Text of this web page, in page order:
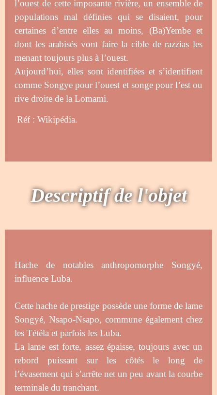
l’ouest de cette imposante rivière, un ensemble de
populations mal définies qui se disaient, pour
certaines d’entre elles au moins, (Ba)Yembe et
dont les arabisés vont faire la cible de razzias les
menant toujours plus à l’ouest.
Aujourd’hui, elles sont identifiées et s’identifient
comme Songye pour l’ouest et songe pour l’est ou
rive droite de la Lomami.
Réf : Wikipédia.
Descriptif de l'objet
Hache de notables anthropomorphe Songyé,
influence Luba.
Cette hache de prestige possède une forme de lame
Songyé, Nsapo-Nsapo, commune également chez
les Tétéla et parfois les Luba.
La lame est forte, assez épaisse, toujours avec un
rebord puissant sur les côtés le long de
l’évasement qui s’arrête net un peu avant la courbe
terminale du tranchant.